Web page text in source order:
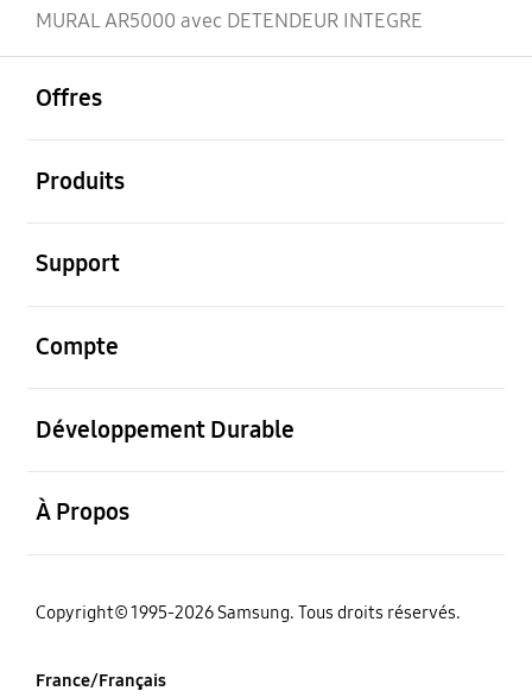
MURAL AR5000 avec DETENDEUR INTEGRE
Offres
Produits
Support
Compte
Développement Durable
À Propos
‌Copyright© 1995-2026 Samsung. Tous droits réservés.
France/Français